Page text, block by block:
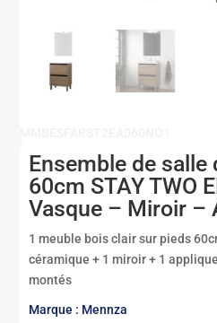
Ensemble de salle
60cm STAY TWO
Vasque – Miroir –
1 meuble bois clair sur pieds
céramique + 1 miroir + 1
montés
Marque : Mennza